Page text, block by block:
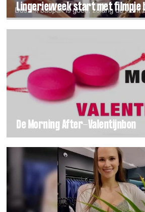
Lingerieweek start met filmpje
De Morning After-Valentijnbon